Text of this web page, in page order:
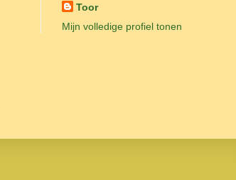
Toor
Mijn volledige profiel tonen